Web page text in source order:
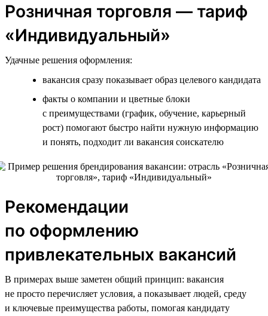
Розничная торговля — тариф
«Индивидуальный»
Удачные решения оформления:
вакансия сразу показывает образ целевого кандидата
факты о компании и цветные блоки
с преимуществами (график, обучение, карьерный
рост) помогают быстро найти нужную информацию
и понять, подходит ли вакансия соискателю
Рекомендации
по оформлению
привлекательных вакансий
В примерах выше заметен общий принцип: вакансия
не просто перечисляет условия, а показывает людей, среду
и ключевые преимущества работы, помогая кандидату